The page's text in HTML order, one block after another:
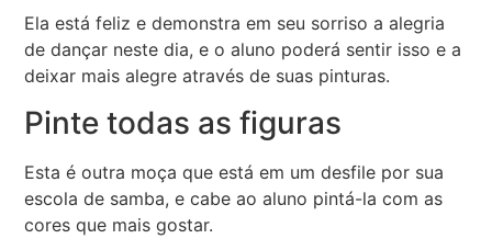
Ela está feliz e demonstra em seu sorriso a alegria
de dançar neste dia, e o aluno poderá sentir isso e a
deixar mais alegre através de suas pinturas.
Pinte todas as figuras
Esta é outra moça que está em um desfile por sua
escola de samba, e cabe ao aluno pintá-la com as
cores que mais gostar.